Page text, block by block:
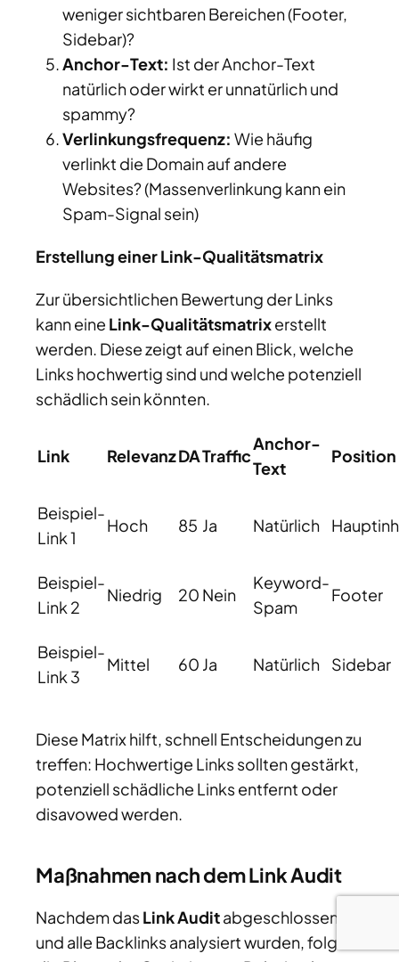
weniger sichtbaren Bereichen (Footer,
Sidebar)?
Anchor-Text: Ist der Anchor-Text
natürlich oder wirkt er unnatürlich und
spammy?
Verlinkungsfrequenz: Wie häufig
verlinkt die Domain auf andere
Websites? (Massenverlinkung kann ein
Spam-Signal sein)
Erstellung einer Link-Qualitätsmatrix
Zur übersichtlichen Bewertung der Links
kann eine Link-Qualitätsmatrixerstellt
werden. Diese zeigt auf einen Blick, welche
Links hochwertig sind und welche potenziell
schädlich sein könnten.
Link RelevanzDATraffic
Anchor-
Text
Position
Beispiel-
Link 1
Hoch 85 Ja Natürlich
Beispiel-
Link 2
Niedrig 20 Nein
Keyword-
Spam
Footer
Beispiel-
Link 3
Mittel 60 Ja Natürlich Sidebar
Diese Matrix hilft, schnell Entscheidungen zu
treffen: Hochwertige Links sollten gestärkt,
potenziell schädliche Links entfernt oder
disavowed werden.
Maßnahmen nach dem Link Audit
Nachdem dasLink Auditabgeschlossen
und alle Backlinks analysiert wurden, folgt